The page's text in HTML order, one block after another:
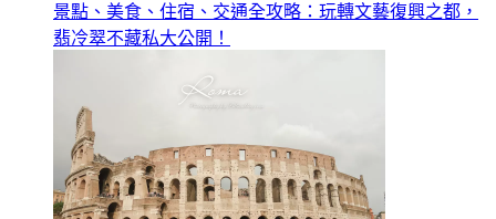
景點、美食、住宿、交通全攻略：玩轉文藝復興之都，
翡冷翠不藏私大公開！